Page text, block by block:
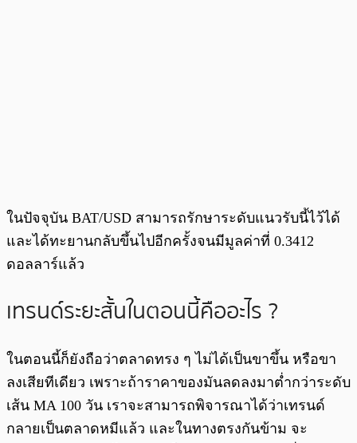
ในปัจจุบัน BAT/USD สามารถรักษาระดับแนวรับนี้ไว้ได้
และได้ทะยานกลับขึ้นไปอีกครั้งจนมีมูลค่าที่ 0.3412
ดอลลาร์แล้ว
เทรนด์ระยะสั้นในตอนนี้คืออะไร ?
ในตอนนี้ก็ยังถือว่าตลาดทรง ๆ ไม่ได้เป็นขาขึ้น หรือขา
ลงเสียทีเดียว เพราะถ้าราคาของมันลดลงมาต่ำกว่าระดับ
เส้น MA 100 วัน เราจะสามารถพิจารณาได้ว่าเทรนด์
กลายเป็นตลาดหมีแล้ว และในทางตรงกันข้าม จะ